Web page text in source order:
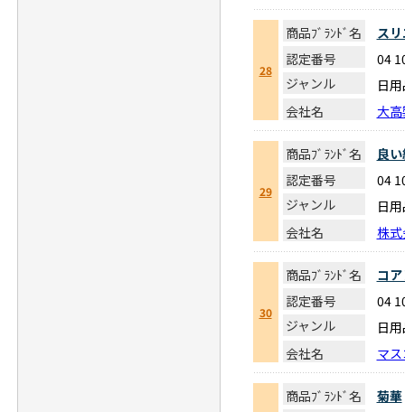
28
商品ﾌﾞﾗﾝﾄﾞ名
ス
認定番号
04
ジャンル
日
会社名
大
29
商品ﾌﾞﾗﾝﾄﾞ名
良
認定番号
04
ジャンル
日
会社名
株
30
商品ﾌﾞﾗﾝﾄﾞ名
コ
認定番号
04
ジャンル
日
会社名
マ
商品ﾌﾞﾗﾝﾄﾞ名
菊華